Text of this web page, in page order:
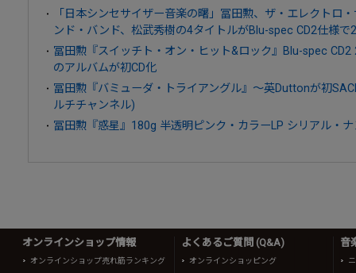
「日本シンセサイザー音楽の曙」冨田勲、ザ・エレクトロ
ンド・バンド、松武秀樹の4タイトルがBlu-spec CD2仕様で
冨田勲『スイッチト・オン・ヒット&ロック』Blu-spec
のアルバムが初CD化
冨田勲『バミューダ・トライアングル』～英Duttonが初
ルチチャンネル)
冨田勲『惑星』180g 半透明ピンク・カラーLP シリアル・
オンラインショップ情報
オンラインショップ売れ筋ランキング
よくあるご質問 (Q&A)
オンラインショッピング
音